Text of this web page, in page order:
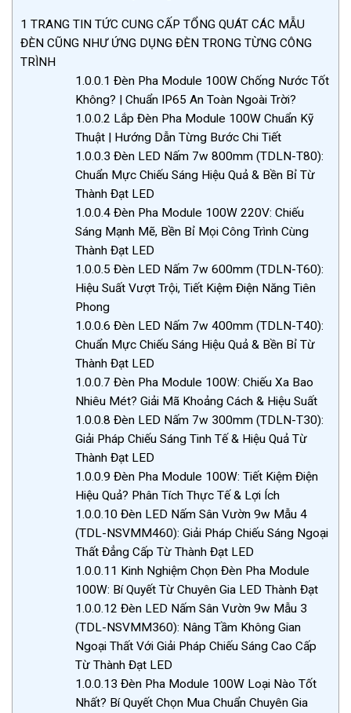
1 TRANG TIN TỨC CUNG CẤP TỔNG QUÁT CÁC MẪU
ĐÈN CŨNG NHƯ ỨNG DỤNG ĐÈN TRONG TỪNG CÔNG
TRÌNH
1.0.0.1 Đèn Pha Module 100W Chống Nước Tốt
Không? | Chuẩn IP65 An Toàn Ngoài Trời?
1.0.0.2 Lắp Đèn Pha Module 100W Chuẩn Kỹ
Thuật | Hướng Dẫn Từng Bước Chi Tiết
1.0.0.3 Đèn LED Nấm 7w 800mm (TDLN-T80):
Chuẩn Mực Chiếu Sáng Hiệu Quả & Bền Bỉ Từ
Thành Đạt LED
1.0.0.4Đèn Pha Module 100W 220V: Chiếu
Sáng Mạnh Mẽ, Bền Bỉ Mọi Công Trình Cùng
Thành Đạt LED
1.0.0.5 Đèn LED Nấm 7w 600mm (TDLN-T60):
Hiệu Suất Vượt Trội, Tiết Kiệm Điện Năng Tiên
Phong
1.0.0.6 Đèn LED Nấm 7w 400mm (TDLN-T40):
Chuẩn Mực Chiếu Sáng Hiệu Quả & Bền Bỉ Từ
Thành Đạt LED
1.0.0.7 Đèn Pha Module 100W: Chiếu Xa Bao
Nhiêu Mét? Giải Mã Khoảng Cách & Hiệu Suất
1.0.0.8 Đèn LED Nấm 7w 300mm (TDLN-T30):
Giải Pháp Chiếu Sáng Tinh Tế & Hiệu Quả Từ
Thành Đạt LED
1.0.0.9Đèn Pha Module 100W: Tiết Kiệm Điện
Hiệu Quả? Phân Tích Thực Tế & Lợi Ích
1.0.0.10Đèn LED Nấm Sân Vườn 9w Mẫu 4
(TDL-NSVMM460): Giải Pháp Chiếu Sáng Ngoại
Thất Đẳng Cấp Từ Thành Đạt LED
1.0.0.11 Kinh Nghiệm Chọn Đèn Pha Module
100W: Bí Quyết Từ Chuyên Gia LED Thành Đạt
1.0.0.12 Đèn LED Nấm Sân Vườn 9w Mẫu 3
(TDL-NSVMM360): Nâng Tầm Không Gian
Ngoại Thất Với Giải Pháp Chiếu Sáng Cao Cấp
Từ Thành Đạt LED
1.0.0.13 Đèn Pha Module 100W Loại Nào Tốt
Nhất? Bí Quyết Chọn Mua Chuẩn Chuyên Gia